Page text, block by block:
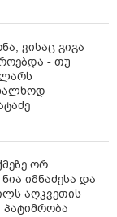
ვისაც გიგა
- თუ
ლარს
ორ
იმნაძესა და
აღკვეთის
პატიმრობა